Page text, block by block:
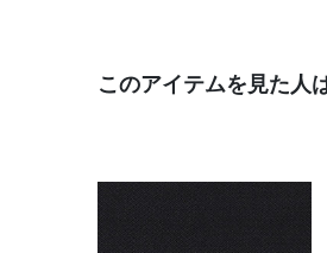
このアイテムを見た人